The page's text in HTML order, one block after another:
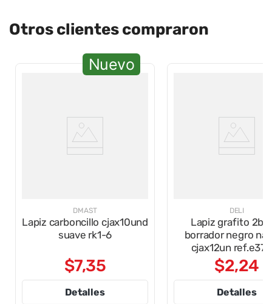
Otros clientes compraron
Nuevo
DMAST
Lapiz carboncillo cjax10und
suave rk1-6
$7,35
Detalles
DELI
Lapiz grafito 2b
borrador negro
cjax12un
$2,24
Detalles